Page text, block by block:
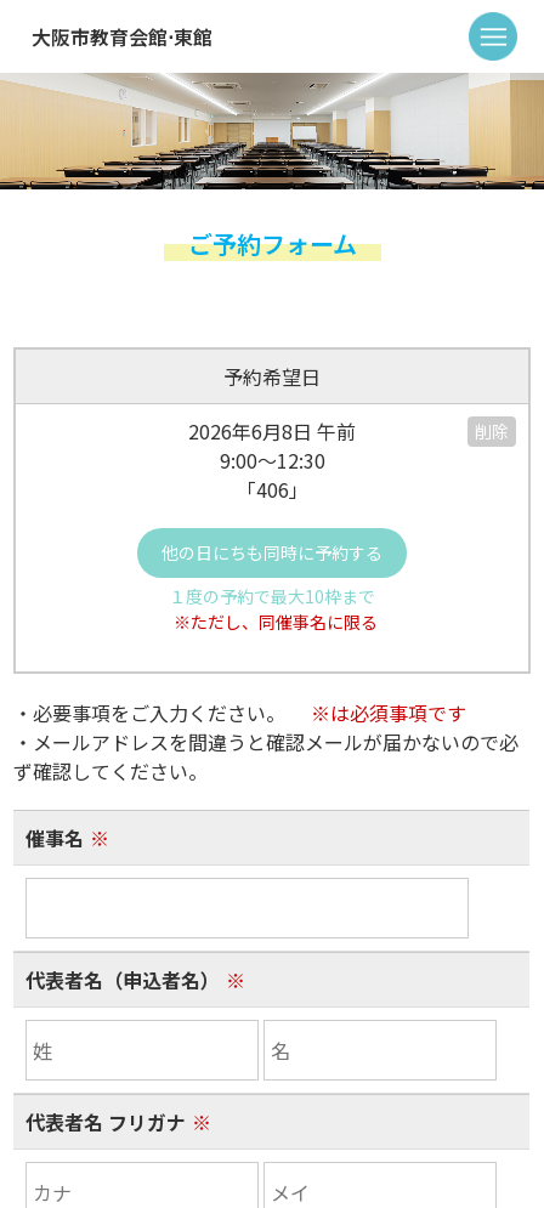
大阪市教育会館⋅東館
ご予約フォーム
予約希望日
2026年6月8日 午前
9:00～12:30
「406」
削除
他の日にちも同時に予約する
１度の予約で最大10枠まで
※ただし、同催事名に限る
・必要事項をご入力ください。
※は必須事項です
・メールアドレスを間違うと確認メールが届かないので必
ず確認してください。
催事名 ※
代表者名（申込者名） ※
代表者名 フリガナ ※